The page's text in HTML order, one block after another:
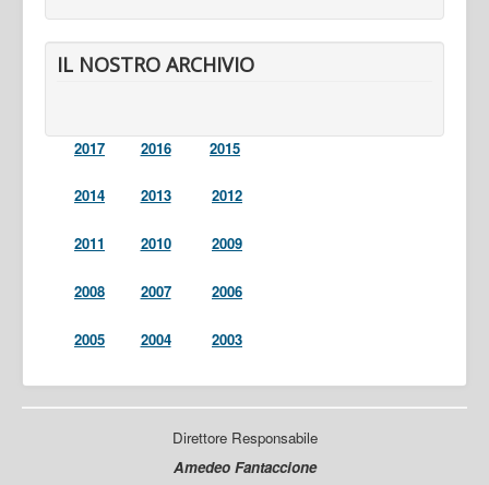
IL NOSTRO ARCHIVIO
2017 2016 2015
2014 2013 2012
2011 2010 2009
2008 2007 2006
2005 2004 2003
Direttore Responsabile
Amedeo Fantaccione